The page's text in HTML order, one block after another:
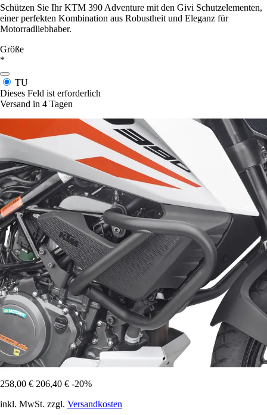
Schützen Sie Ihr KTM 390 Adventure mit den Givi Schutzelementen,
einer perfekten Kombination aus Robustheit und Eleganz für
Motorradliebhaber.
Größe
*
TU
Dieses Feld ist erforderlich
Versand in 4 Tagen
258,00 € 206,40 € -20%
inkl. MwSt. zzgl. Versandkosten